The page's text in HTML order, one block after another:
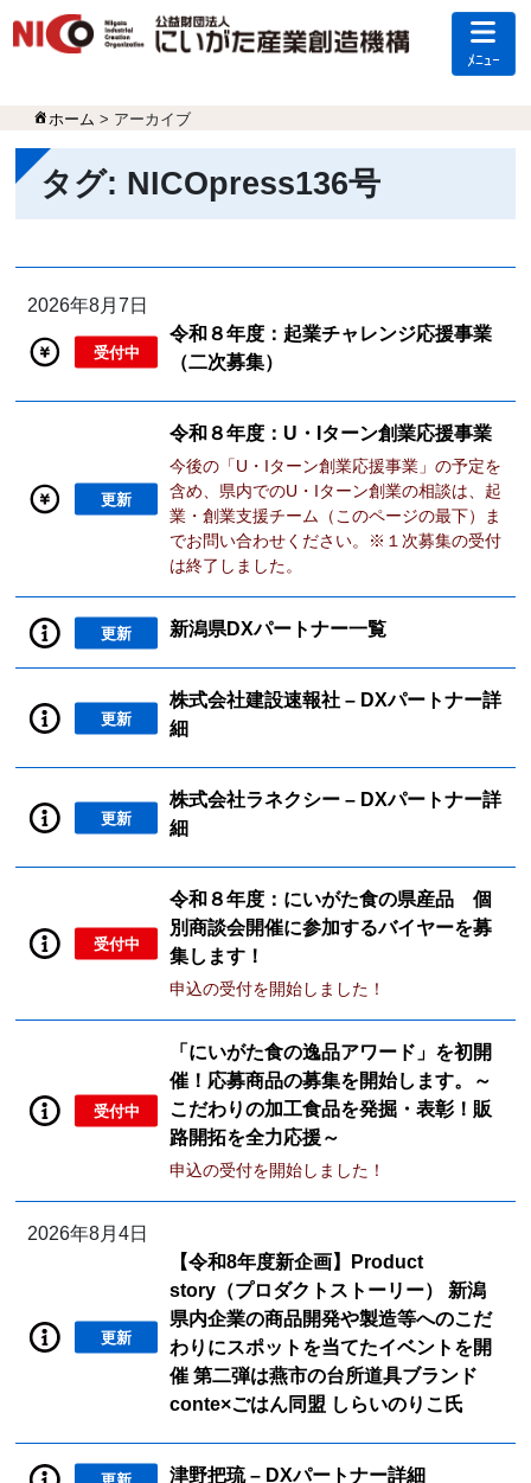
ﾒﾆｭｰ
ホーム > アーカイブ
タグ: NICOpress136号
2026年8月7日
受付中
令和８年度：起業チャレンジ応援事業
（二次募集）
更新
令和８年度：U・Iターン創業応援事業
今後の「U・Iターン創業応援事業」の予定を
含め、県内でのU・Iターン創業の相談は、起
業・創業支援チーム（このページの最下）ま
でお問い合わせください。※１次募集の受付
は終了しました。
更新 新潟県DXパートナー一覧
更新
株式会社建設速報社 – DXパートナー詳
細
更新
株式会社ラネクシー – DXパートナー詳
細
受付中
令和８年度：にいがた食の県産品 個
別商談会開催に参加するバイヤーを募
集します！
申込の受付を開始しました！
受付中
「にいがた食の逸品アワード」を初開
催！応募商品の募集を開始します。～
こだわりの加工食品を発掘・表彰！販
路開拓を全力応援～
申込の受付を開始しました！
2026年8月4日
更新
【令和8年度新企画】Product
story（プロダクトストーリー） 新潟
県内企業の商品開発や製造等へのこだ
わりにスポットを当てたイベントを開
催 第二弾は燕市の台所道具ブランド
conte×ごはん同盟 しらいのりこ氏
更新 津野把琉 – DXパートナー詳細